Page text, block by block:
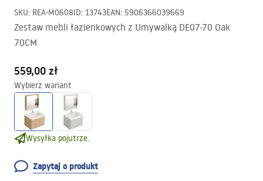
SKU: REA-M0608ID: 13743EAN: 5906366039669
Zestaw mebli łazienkowych z Umywalką DE07-70 Oak
70CM
559,00 zł
Wybierz wariant
Wysyłka pojutrze.
Zapytaj o produkt